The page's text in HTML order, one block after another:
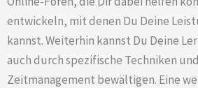
entwickeln, mit denen Du Deine
kannst. Weiterhin kannst Du Deine
auch durch spezifische Techniken
Zeitmanagement bewältigen. Eine